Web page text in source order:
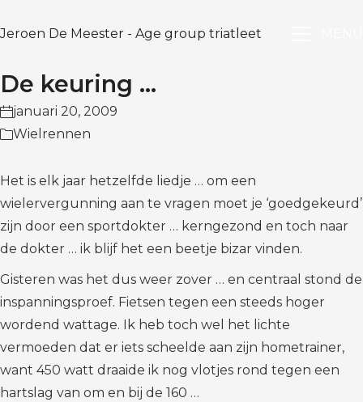
Jeroen De Meester - Age group triatleet
De keuring …
januari 20, 2009
Wielrennen
Het is elk jaar hetzelfde liedje … om een
wielervergunning aan te vragen moet je ‘goedgekeurd’
zijn door een sportdokter … kerngezond en toch naar
de dokter … ik blijf het een beetje bizar vinden.
Gisteren was het dus weer zover … en centraal stond de
inspanningsproef. Fietsen tegen een steeds hoger
wordend wattage. Ik heb toch wel het lichte
vermoeden dat er iets scheelde aan zijn hometrainer,
want 450 watt draaide ik nog vlotjes rond tegen een
hartslag van om en bij de 160 …